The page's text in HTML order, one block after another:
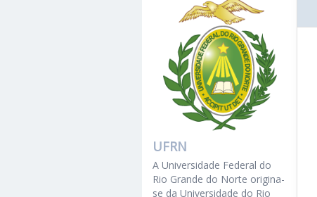
UFRN
A Universidade Federal do
Rio Grande do Norte origina-
se da Universidade do Rio